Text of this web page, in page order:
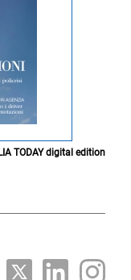
TODAY digital edition